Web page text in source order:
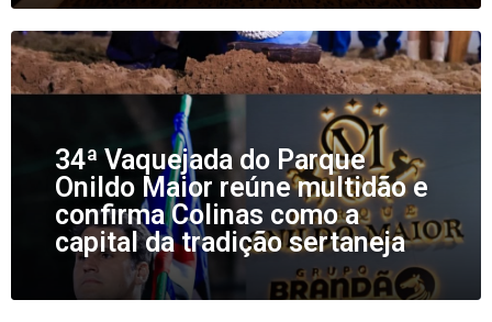
34ª Vaquejada do Parque
Onildo Maior reúne multidão e
confirma Colinas como a
capital da tradição sertaneja